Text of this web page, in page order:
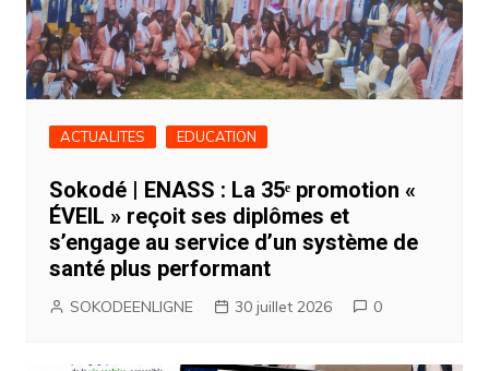
ACTUALITES EDUCATION
Sokodé | ENASS : La 35ᵉ promotion «
ÉVEIL » reçoit ses diplômes et
s’engage au service d’un système de
santé plus performant
SOKODEENLIGNE 30 juillet 2026 0